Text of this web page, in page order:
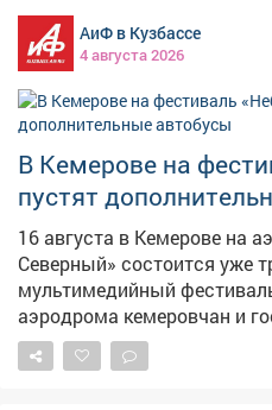
АиФ в Кузбассе
4 августа 2026
В Кемерове на
пустят
16 августа в Кемерове на
Северный» состоится уже
мультимедийный
аэродрома кемеровчан и
регулярного маршрута № 9,
дополнительные автобусы.